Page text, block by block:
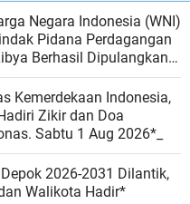
Negara Indonesia (WNI)
Pidana Perdagangan
Berhasil Dipulangkan
adalah NAR, SS, dan
Kemerdekaan Indonesia,
Zikir dan Doa
Sabtu 1 Aug 2026*_
2026-2031 Dilantik,
Walikota Hadir*